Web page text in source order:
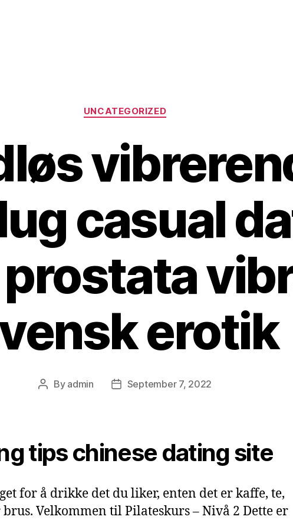
Categories
UNCATEGORIZED
casual
erotik
Post
By admin
PostSeptember 7, 2022
tips chinese dating site
for å drikke det du liker, enten det er kaffe, te,
Velkommen til Pilateskurs – Nivå 2 Dette er